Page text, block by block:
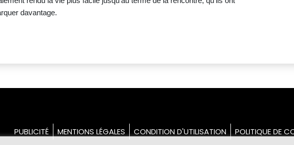
davantage.
PUBLICITÉ MENTIONS LÉGALES CONDITION D'UTILISATION POLITIQUE DE